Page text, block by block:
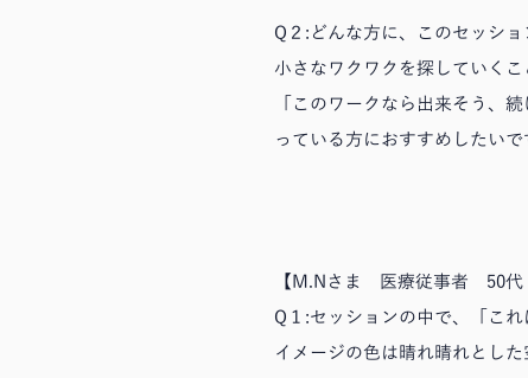
Q２:どんな方に、このセッシ
小さなワクワクを探していく
「このワークなら出来そう、
っている方におすすめしたい
【M.Nさま 医療従事者 50代
Q１:セッションの中で、「こ
イメージの色は晴れ晴れとし